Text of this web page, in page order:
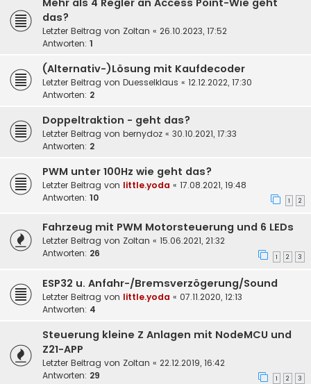
das?
Letzter Beitrag von Zoltan « 26.10.2023, 17:52
Antworten: 1
(Alternativ-)Lösung mit Kaufdecoder
Letzter Beitrag von Duesselklaus « 12.12.2022, 17:30
Antworten: 2
Doppeltraktion - geht das?
Letzter Beitrag von bernydoz « 30.10.2021, 17:33
Antworten: 2
PWM unter 100Hz wie geht das?
Letzter Beitrag von little.yoda « 17.08.2021, 19:48
Antworten: 10 1 2
Fahrzeug mit PWM Motorsteuerung und 6 LEDs
Letzter Beitrag von Zoltan « 15.06.2021, 21:32
Antworten: 26 1 2 3
ESP32 u. Anfahr-/Bremsverzögerung/Sound
Letzter Beitrag von little.yoda « 07.11.2020, 12:13
Antworten: 4
Steuerung kleine Z Anlagen mit NodeMCU und
Z21-APP
Letzter Beitrag von Zoltan « 22.12.2019, 16:42
Antworten: 29 1 2 3